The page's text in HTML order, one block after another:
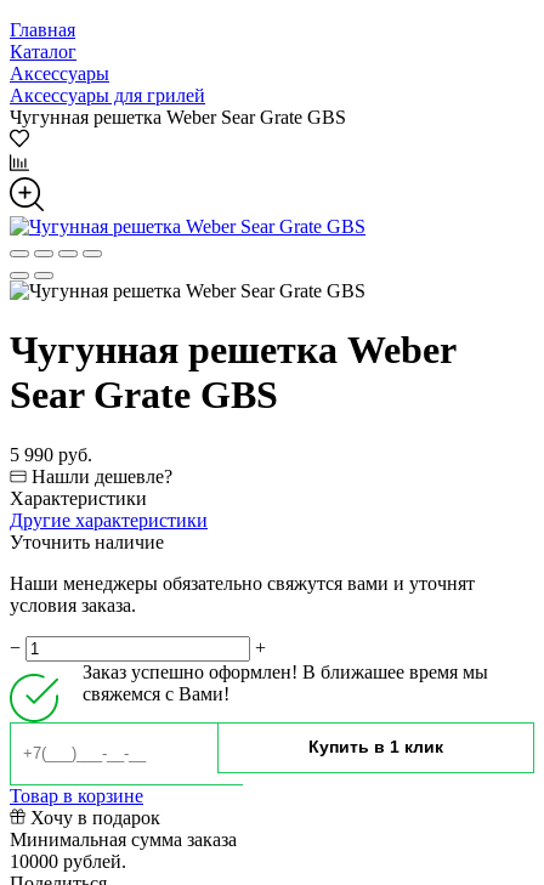
Главная
Каталог
Аксессуары
Аксессуары для грилей
Чугунная решетка Weber Sear Grate GBS
Чугунная решетка Weber
Sear Grate GBS
5 990 руб.
Нашли дешевле?
Характеристики
Другие характеристики
Уточнить наличие
Наши менеджеры обязательно свяжутся вами и уточнят
условия заказа.
−
+
Заказ успешно оформлен! В ближашее время мы
свяжемся с Вами!
Товар в корзине
Хочу в подарок
Минимальная сумма заказа
10000 рублей.